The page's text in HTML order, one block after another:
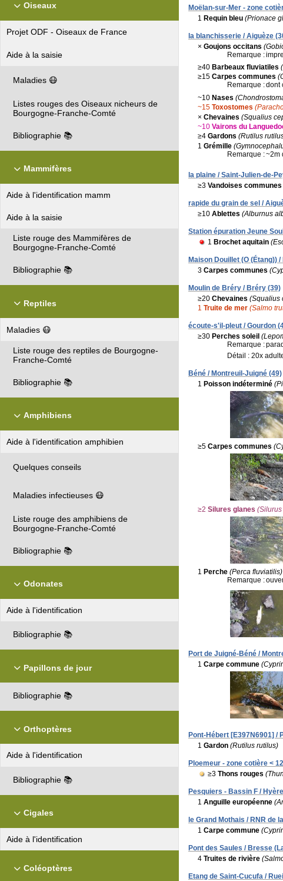
Oiseaux
Projet ODF - Oiseaux de France
Aide à la saisie
Maladies 😷
Listes rouges des Oiseaux nicheurs de
Bourgogne-Franche-Comté
Bibliographie 📚
Mammifères
Aide à l'identification mamm
Aide à la saisie
Liste rouge des Mammifères de
Bourgogne-Franche-Comté
Bibliographie 📚
Reptiles
Maladies 😷
Liste rouge des reptiles de Bourgogne-
Franche-Comté
Bibliographie 📚
Amphibiens
Aide à l'identification amphibien
Quelques conseils
Maladies infectieuses 😷
Liste rouge des amphibiens de
Bourgogne-Franche-Comté
Bibliographie 📚
Odonates
Aide à l'identification
Bibliographie 📚
Papillons de jour
Bibliographie 📚
Orthoptères
Aide à l'identification
Bibliographie 📚
Cigales
Aide à l'identification
Coléoptères
Moëlan-sur-Mer - zone
1 Requin bleu (Prionace
la blanchisserie / Aiguèze
× Goujons occitans
Remarque :
≥40 Barbeaux fluviatiles
≥15 Carpes communes
Remarque :dont
~10 Nases
~15 Toxostomes
× Chevaines (Squalius
~10 Vairons du
≥4 Gardons (Rutilus
1 Grémille
Remarque :~2m
la plaine / Saint-Julien-de-
≥3 Vandoises communes
rapide du grain de sel /
≥10 Ablettes (Alburnus
Station épuration Jeune
1 Brochet aquitain
Maison Douillet (O (Étang)) /
3 Carpes communes
Moulin de Bréry / Bréry (39)
≥20 Chevaines (Squalius
1 Truite de mer (Salmo
écoute-s'il-pleut / Gourdon
≥30 Perches soleil
Remarque :
Détail : 20x
Béné / Montreuil-Juigné (49)
1 Poisson indéterminé
≥5 Carpes communes
≥2 Silures glanes
1 Perche (Perca fluviatilis)
Remarque :
Port de Juigné-Béné /
1 Carpe commune
Pont-Hébert [E397N6901] /
1 Gardon (Rutilus rutilus)
Ploemeur - zone cotière <
≥3 Thons rouges
Pesquiers - Bassin F /
1 Anguille européenne
le Grand Mothais / RNR de
1 Carpe commune
Pont des Saules / Bresse
4 Truites de rivière
Etang de Saint-Cucufa /